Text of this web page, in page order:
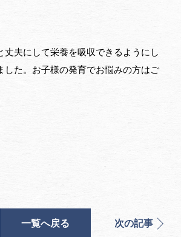
丈夫にして栄養を吸収できるようにし
した。お子様の発育でお悩みの方はご
一覧へ戻る 次の記事